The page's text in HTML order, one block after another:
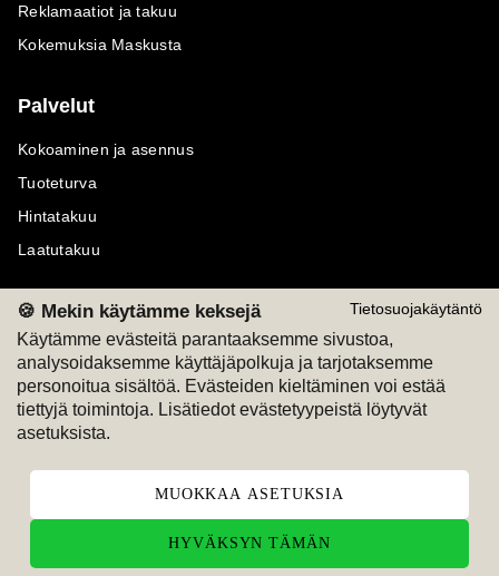
Tietosuojakäytäntö
🍪 Mekin käytämme keksejä
Käytämme evästeitä parantaaksemme sivustoa,
analysoidaksemme käyttäjäpolkuja ja tarjotaksemme
personoitua sisältöä. Evästeiden kieltäminen voi estää
tiettyjä toimintoja. Lisätiedot evästetyypeistä löytyvät
asetuksista.
MUOKKAA ASETUKSIA
HYVÄKSYN TÄMÄN
Reklamaatiot ja takuu
Kokemuksia Maskusta
Palvelut
Kokoaminen ja asennus
Tuoteturva
Hintatakuu
Laatutakuu
Maksutavat
M
Seuraa meitä